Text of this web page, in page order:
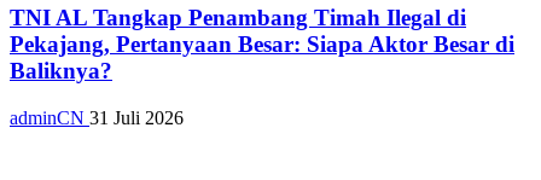
TNI AL Tangkap Penambang Timah Ilegal di
Pekajang, Pertanyaan Besar: Siapa Aktor Besar di
Baliknya?
adminCN 31 Juli 2026